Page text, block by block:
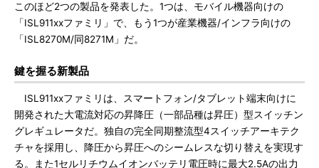
このほど2つの製品を発表した。1つは、モバイル機器向けの
「ISL911xxファミリ」で、もう1つが産業機器/インフラ向けの
「ISL8270M/同8271M」だ。
鍵を握る新製品
ISL911xxファミリは、スマートフォン/タブレット端末向けに
開発された大電流対応の昇降圧（一部品種は昇圧）型スイッチン
グレギュレータだ。独自の完全同期整流型4スイッチアーキテク
チャを採用し、降圧から昇圧へのシームレスな切り替えを実現す
る。また1セルリチウムイオンバッテリ電圧時に最大2.5Aの出力